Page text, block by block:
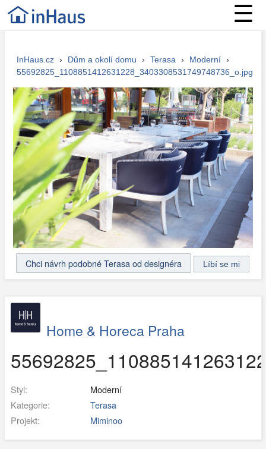
☰
InHaus.cz › Dům a okolí domu › Terasa › Moderní ›
55692825_1108851412631228_3403308531749748736_o.jpg
Chci návrh podobné Terasa od designéra
Home & Horeca Praha
Styl:
Moderní
Kategorie:
Terasa
Projekt:
Miminoo